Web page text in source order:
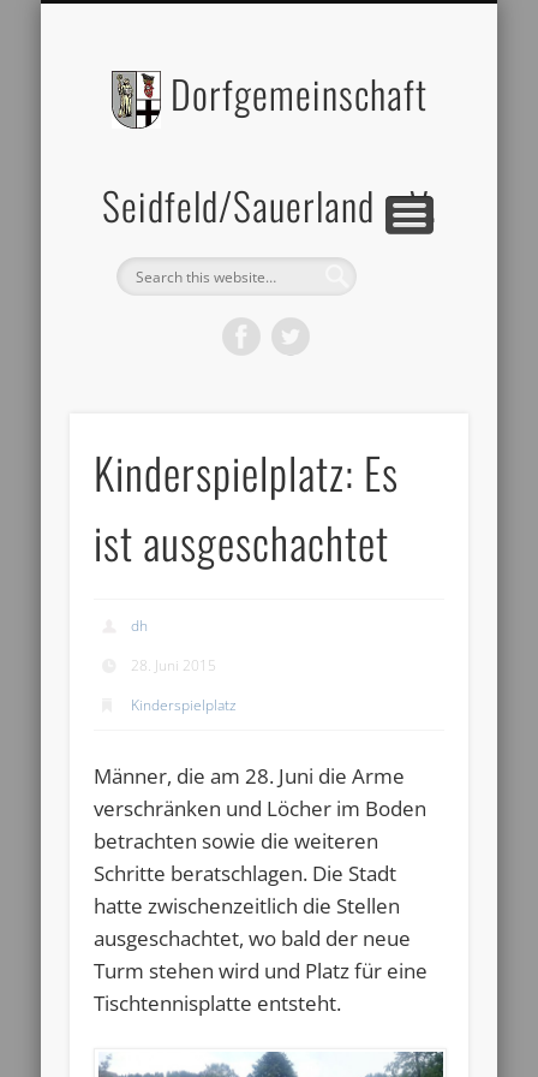
Dorfgemeinschaft
Seidfeld/Sauerland e.V.
Kinderspielplatz: Es
ist ausgeschachtet
dh
28. Juni 2015
Kinderspielplatz
Männer, die am 28. Juni die Arme
verschränken und Löcher im Boden
betrachten sowie die weiteren
Schritte beratschlagen. Die Stadt
hatte zwischenzeitlich die Stellen
ausgeschachtet, wo bald der neue
Turm stehen wird und Platz für eine
Tischtennisplatte entsteht.